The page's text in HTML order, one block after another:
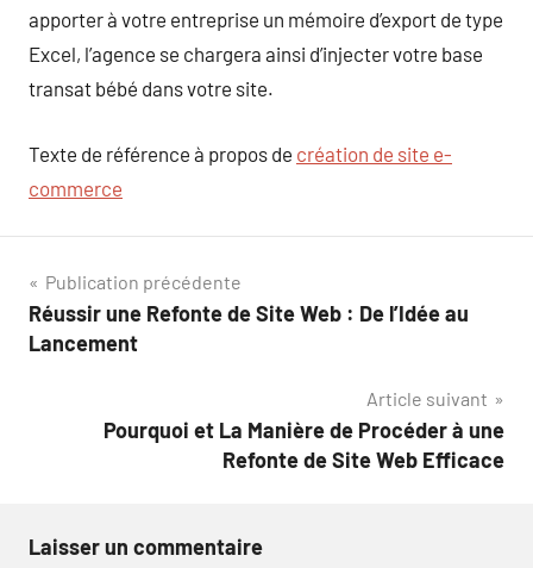
apporter à votre entreprise un mémoire d’export de type
Excel, l’agence se chargera ainsi d’injecter votre base
transat bébé dans votre site.
Texte de référence à propos de création de site e-
commerce
Navigation
de
Publication précédente
Réussir une Refonte de Site Web : De l’Idée au
Lancement
Article suivant
Pourquoi et La Manière de Procéder à une
Refonte de Site Web Efficace
Laisser un commentaire